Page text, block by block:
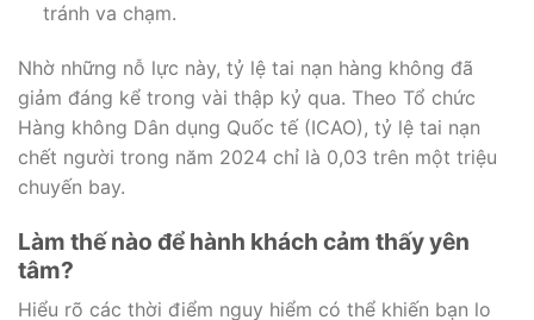
tránh va chạm.
Nhờ những nỗ lực này, tỷ lệ tai nạn hàng không đã
giảm đáng kể trong vài thập kỷ qua. Theo Tổ chức
Hàng không Dân dụng Quốc tế (ICAO), tỷ lệ tai nạn
chết người trong năm 2024 chỉ là 0,03 trên một triệu
chuyến bay.
Làm thế nào để hành khách cảm thấy yên
tâm?
Hiểu rõ các thời điểm nguy hiểm có thể khiến bạn lo